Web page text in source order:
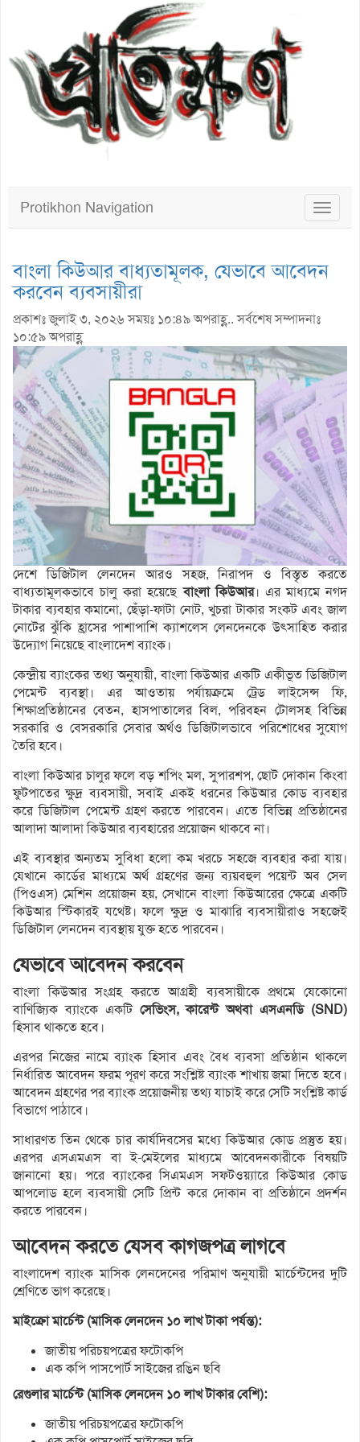
Toggle
Protikhon Navigation
বাংলা কিউআর বাধ্যতামূলক, যেভাবে আবেদন
করবেন ব্যবসায়ীরা
প্রকাশঃ জুলাই ৩, ২০২৬ সময়ঃ ১০:৪৯ অপরাহ্ণ.. সর্বশেষ সম্পাদনাঃ
১০:৫৯ অপরাহ্ণ
দেশে ডিজিটাল লেনদেন আরও সহজ, নিরাপদ ও বিস্তৃত করতে
বাধ্যতামূলকভাবে চালু করা হয়েছেবাংলা কিউআর। এর মাধ্যমে নগদ
টাকার ব্যবহার কমানো, ছেঁড়া-ফাটা নোট, খুচরা টাকার সংকট এবং জাল
নোটের ঝুঁকি হ্রাসের পাশাপাশি ক্যাশলেস লেনদেনকে উৎসাহিত করার
উদ্যোগ নিয়েছে বাংলাদেশ ব্যাংক।
কেন্দ্রীয় ব্যাংকের তথ্য অনুযায়ী, বাংলা কিউআর একটি একীভূত ডিজিটাল
পেমেন্ট ব্যবস্থা। এর আওতায় পর্যায়ক্রমে ট্রেড লাইসেন্স ফি,
শিক্ষাপ্রতিষ্ঠানের বেতন, হাসপাতালের বিল, পরিবহন টোলসহ বিভিন্ন
সরকারি ও বেসরকারি সেবার অর্থও ডিজিটালভাবে পরিশোধের সুযোগ
তৈরি হবে।
বাংলা কিউআর চালুর ফলে বড় শপিং মল, সুপারশপ, ছোট দোকান কিংবা
ফুটপাতের ক্ষুদ্র ব্যবসায়ী, সবাই একই ধরনের কিউআর কোড ব্যবহার
করে ডিজিটাল পেমেন্ট গ্রহণ করতে পারবেন। এতে বিভিন্ন প্রতিষ্ঠানের
আলাদা আলাদা কিউআর ব্যবহারের প্রয়োজন থাকবে না।
এই ব্যবস্থার অন্যতম সুবিধা হলো কম খরচে সহজে ব্যবহার করা যায়।
যেখানে কার্ডের মাধ্যমে অর্থ গ্রহণের জন্য ব্যয়বহুল পয়েন্ট অব সেল
(পিওএস) মেশিন প্রয়োজন হয়, সেখানে বাংলা কিউআরের ক্ষেত্রে একটি
কিউআর স্টিকারই যথেষ্ট। ফলে ক্ষুদ্র ও মাঝারি ব্যবসায়ীরাও সহজেই
ডিজিটাল লেনদেন ব্যবস্থায় যুক্ত হতে পারবেন।
যেভাবে আবেদন করবেন
বাংলা কিউআর সংগ্রহ করতে আগ্রহী ব্যবসায়ীকে প্রথমে যেকোনো
বাণিজ্যিক ব্যাংকে একটি সেভিংস, কারেন্ট অথবা এসএনডি (SND)
হিসাব থাকতে হবে।
এরপর নিজের নামে ব্যাংক হিসাব এবং বৈধ ব্যবসা প্রতিষ্ঠান থাকলে
নির্ধারিত আবেদন ফরম পূরণ করে সংশ্লিষ্ট ব্যাংক শাখায় জমা দিতে হবে।
আবেদন গ্রহণের পর ব্যাংক প্রয়োজনীয় তথ্য যাচাই করে সেটি সংশ্লিষ্ট কার্ড
বিভাগে পাঠাবে।
সাধারণত তিন থেকে চার কার্যদিবসের মধ্যে কিউআর কোড প্রস্তুত হয়।
এরপর এসএমএস বা ই-মেইলের মাধ্যমে আবেদনকারীকে বিষয়টি
জানানো হয়। পরে ব্যাংকের সিএমএস সফটওয়্যারে কিউআর কোড
আপলোড হলে ব্যবসায়ী সেটি প্রিন্ট করে দোকান বা প্রতিষ্ঠানে প্রদর্শন
করতে পারবেন।
আবেদন করতে যেসব কাগজপত্র লাগবে
বাংলাদেশ ব্যাংক মাসিক লেনদেনের পরিমাণ অনুযায়ী মার্চেন্টদের দুটি
শ্রেণিতে ভাগ করেছে।
মাইক্রো মার্চেন্ট (মাসিক লেনদেন ১০ লাখ টাকা পর্যন্ত):
জাতীয় পরিচয়পত্রের ফটোকপি
এক কপি পাসপোর্ট সাইজের রঙিন ছবি
রেগুলার মার্চেন্ট (মাসিক লেনদেন ১০ লাখ টাকার বেশি):
জাতীয় পরিচয়পত্রের ফটোকপি